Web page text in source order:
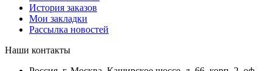
История заказов
Мои закладки
Рассылка новостей
Наши контакты